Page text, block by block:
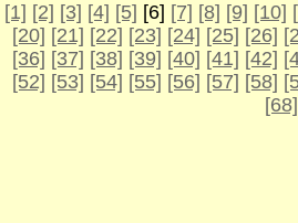
[1] [2] [3] [4] [5] [6] [7] [8] [9] [10]
[20] [21] [22] [23] [24] [25] [26]
[36] [37] [38] [39] [40] [41] [42]
[52] [53] [54] [55] [56] [57] [58]
[68]